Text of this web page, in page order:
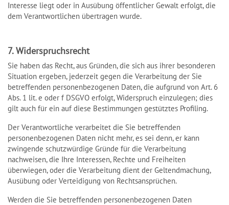
Interesse liegt oder in Ausübung öffentlicher Gewalt erfolgt, die
dem Verantwortlichen übertragen wurde.
7. Widerspruchsrecht
Sie haben das Recht, aus Gründen, die sich aus ihrer besonderen
Situation ergeben, jederzeit gegen die Verarbeitung der Sie
betreffenden personenbezogenen Daten, die aufgrund von Art. 6
Abs. 1 lit. e oder f DSGVO erfolgt, Widerspruch einzulegen; dies
gilt auch für ein auf diese Bestimmungen gestütztes Profiling.
Der Verantwortliche verarbeitet die Sie betreffenden
personenbezogenen Daten nicht mehr, es sei denn, er kann
zwingende schutzwürdige Gründe für die Verarbeitung
nachweisen, die Ihre Interessen, Rechte und Freiheiten
überwiegen, oder die Verarbeitung dient der Geltendmachung,
Ausübung oder Verteidigung von Rechtsansprüchen.
Werden die Sie betreffenden personenbezogenen Daten